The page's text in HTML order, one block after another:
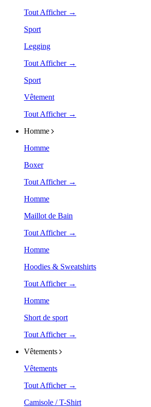
Tout Afficher →
Sport
Legging
Tout Afficher →
Sport
Vêtement
Tout Afficher →
Homme
Homme
Boxer
Tout Afficher →
Homme
Maillot de Bain
Tout Afficher →
Homme
Hoodies & Sweatshirts
Tout Afficher →
Homme
Short de sport
Tout Afficher →
Vêtements
Vêtements
Tout Afficher →
Camisole / T-Shirt